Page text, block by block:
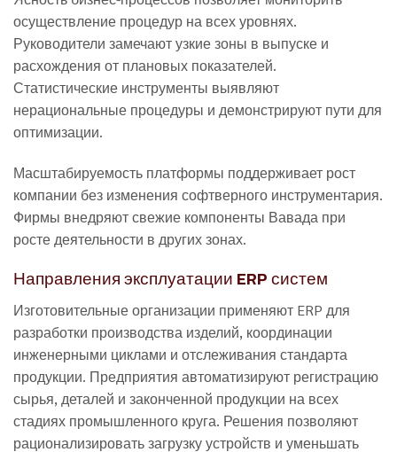
осуществление процедур на всех уровнях.
Руководители замечают узкие зоны в выпуске и
расхождения от плановых показателей.
Статистические инструменты выявляют
нерациональные процедуры и демонстрируют пути для
оптимизации.
Масштабируемость платформы поддерживает рост
компании без изменения софтверного инструментария.
Фирмы внедряют свежие компоненты Вавада при
росте деятельности в других зонах.
Направления эксплуатации ERP систем
Изготовительные организации применяют ERP для
разработки производства изделий, координации
инженерными циклами и отслеживания стандарта
продукции. Предприятия автоматизируют регистрацию
сырья, деталей и законченной продукции на всех
стадиях промышленного круга. Решения позволяют
рационализировать загрузку устройств и уменьшать